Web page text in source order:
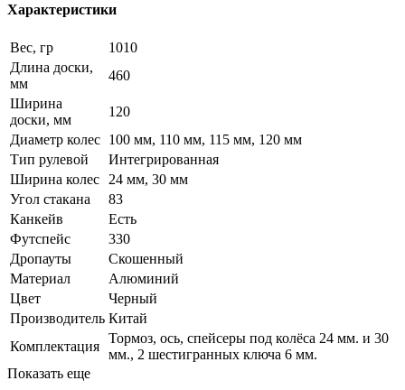
Характеристики
Вес, гр
1010
Длина доски,
мм
460
Ширина
доски, мм
120
Диаметр колес 100 мм, 110 мм, 115 мм, 120 мм
Тип рулевой
Интегрированная
Ширина колес
24 мм, 30 мм
Угол стакана
83
Канкейв
Есть
Футспейс
330
Дропауты
Скошенный
Материал
Алюминий
Цвет
Черный
Производитель Китай
Комплектация
Тормоз, ось, спейсеры под колёса 24 мм. и 30
мм., 2 шестигранных ключа 6 мм.
Показать еще